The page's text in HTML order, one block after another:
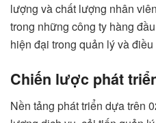
lượng và chất lượng nhân
trong những công ty hàng
hiện đại trong quản lý và
Chiến lược phát
Nền tảng phát triển dựa trên